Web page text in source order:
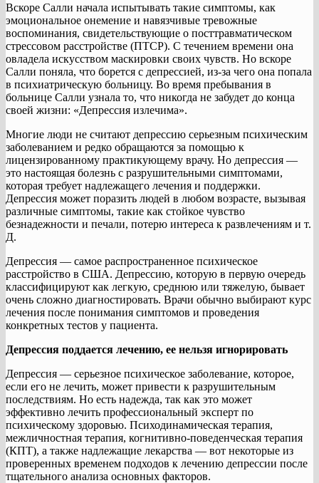
Вскоре Салли начала испытывать такие симптомы, как
эмоциональное онемение и навязчивые тревожные
воспоминания, свидетельствующие о посттравматическом
стрессовом расстройстве (ПТСР). С течением времени она
овладела искусством маскировки своих чувств. Но вскоре
Салли поняла, что борется с депрессией, из-за чего она попала
в психиатрическую больницу. Во время пребывания в
больнице Салли узнала то, что никогда не забудет до конца
своей жизни: «Депрессия излечима».
Многие люди не считают депрессию серьезным психическим
заболеванием и редко обращаются за помощью к
лицензированному практикующему врачу. Но депрессия —
это настоящая болезнь с разрушительными симптомами,
которая требует надлежащего лечения и поддержки.
Депрессия может поразить людей в любом возрасте, вызывая
различные симптомы, такие как стойкое чувство
безнадежности и печали, потерю интереса к развлечениям и т.
Д.
Депрессия — самое распространенное психическое
расстройство в США. Депрессию, которую в первую очередь
классифицируют как легкую, среднюю или тяжелую, бывает
очень сложно диагностировать. Врачи обычно выбирают курс
лечения после понимания симптомов и проведения
конкретных тестов у пациента.
Депрессия поддается лечению, ее нельзя игнорировать
Депрессия — серьезное психическое заболевание, которое,
если его не лечить, может привести к разрушительным
последствиям. Но есть надежда, так как это может
эффективно лечить профессиональный эксперт по
психическому здоровью. Психодинамическая терапия,
межличностная терапия, когнитивно-поведенческая терапия
(КПТ), а также надлежащие лекарства — вот некоторые из
проверенных временем подходов к лечению депрессии после
тщательного анализа основных факторов.